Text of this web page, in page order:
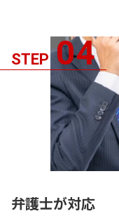
STEP 04
弁護士が対応